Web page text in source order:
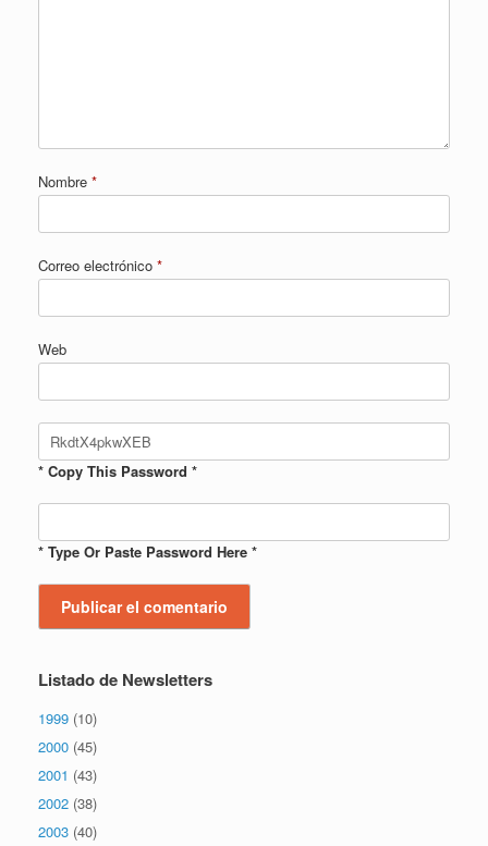
Nombre *
Correo electrónico *
Web
* Copy This Password *
* Type Or Paste Password Here *
Listado de Newsletters
1999 (10)
2000 (45)
2001 (43)
2002 (38)
2003 (40)